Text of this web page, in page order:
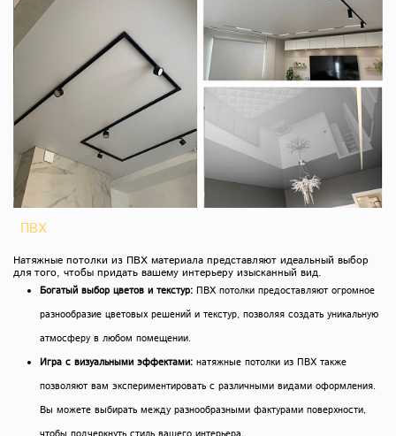
ПВХ
Натяжные потолки из ПВХ материала представляют идеальный выбор
для того, чтобы придать вашему интерьеру изысканный вид.
Богатый выбор цветов и текстур: ПВХ потолки предоставляют огромное
разнообразие цветовых решений и текстур, позволяя создать уникальную
атмосферу в любом помещении.
Игра с визуальными эффектами: натяжные потолки из ПВХ также
позволяют вам экспериментировать с различными видами оформления.
Вы можете выбирать между разнообразными фактурами поверхности,